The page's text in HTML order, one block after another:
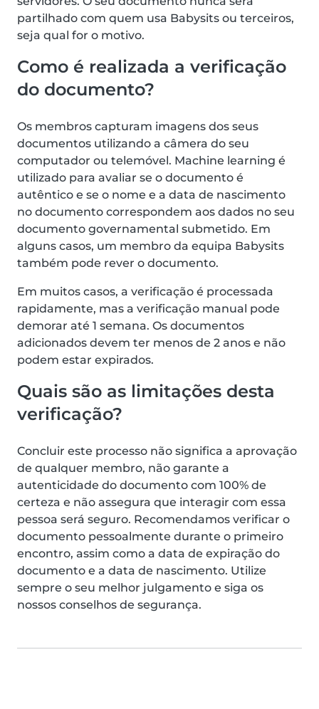
partilhado com quem usa Babysits ou terceiros,
seja qual for o motivo.
Como é realizada a verificação
do documento?
Os membros capturam imagens dos seus
documentos utilizando a câmera do seu
computador ou telemóvel. Machine learning é
utilizado para avaliar se o documento é
autêntico e se o nome e a data de nascimento
no documento correspondem aos dados no seu
documento governamental submetido. Em
alguns casos, um membro da equipa Babysits
também pode rever o documento.
Em muitos casos, a verificação é processada
rapidamente, mas a verificação manual pode
demorar até 1 semana. Os documentos
adicionados devem ter menos de 2 anos e não
podem estar expirados.
Quais são as limitações desta
verificação?
Concluir este processo não significa a aprovação
de qualquer membro, não garante a
autenticidade do documento com 100% de
certeza e não assegura que interagir com essa
pessoa será seguro. Recomendamos verificar o
documento pessoalmente durante o primeiro
encontro, assim como a data de expiração do
documento e a data de nascimento. Utilize
sempre o seu melhor julgamento e siga os
nossos conselhos de segurança.